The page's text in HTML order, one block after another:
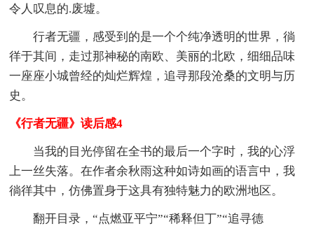
令人叹息的.废墟。
行者无疆，感受到的是一个个纯净透明的世界，徜
徉于其间，走过那神秘的南欧、美丽的北欧，细细品味
一座座小城曾经的灿烂辉煌，追寻那段沧桑的文明与历
史。
《行者无疆》读后感4
当我的目光停留在全书的最后一个字时，我的心浮
上一丝失落。在作者余秋雨这种如诗如画的语言中，我
徜徉其中，仿佛置身于这具有独特魅力的欧洲地区。
翻开目录，“点燃亚平宁”“稀释但丁”“追寻德